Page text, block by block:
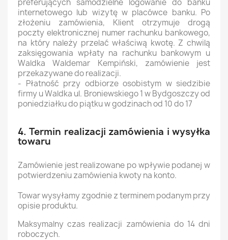
preferujących samodzielne logowanie do banku
internetowego lub wizytę w placówce banku. Po
złożeniu zamówienia, Klient otrzymuje drogą
poczty elektronicznej numer rachunku bankowego,
na który należy przelać właściwą kwotę. Z chwilą
zaksięgowania wpłaty na rachunku bankowym u
Waldka Waldemar Kempiński, zamówienie jest
przekazywane do realizacji.
- Płatność przy odbiorze osobistym w siedzibie
firmy u Waldka ul. Broniewskiego 1 w Bydgoszczy od
poniedziałku do piątku w godzinach od 10 do 17
4. Termin realizacji zamówienia i wysyłka
towaru
Zamówienie jest realizowane po wpływie podanej w
potwierdzeniu zamówienia kwoty na konto.
Towar wysyłamy zgodnie z terminem podanym przy
opisie produktu.
Maksymalny czas realizacji zamówienia do 14 dni
roboczych.